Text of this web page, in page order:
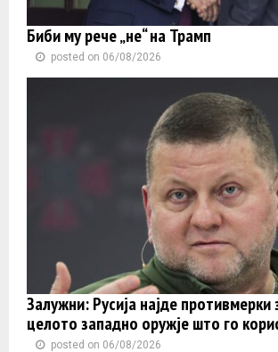
Биби му рече „не“ на Трамп
posted on 06/08/2026
Залужни: Русија најде противмерки
целото западно оружје што го
posted on 06/08/2026